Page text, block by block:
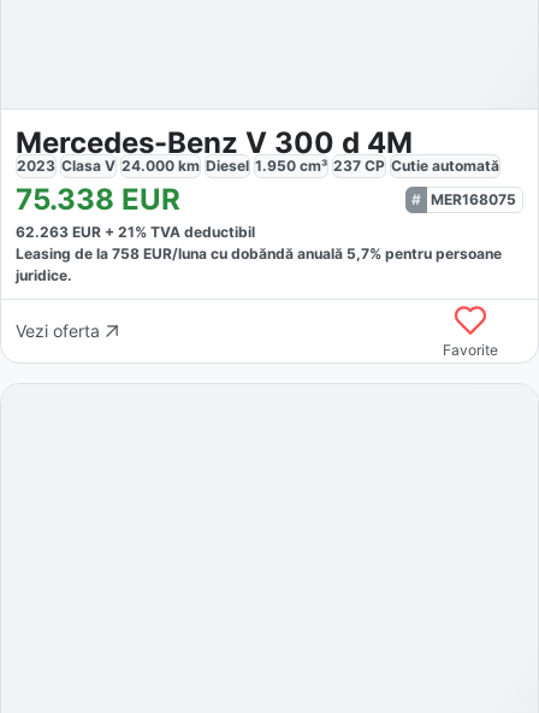
Mercedes-Benz V 300 d 4M
2023 Clasa V 24.000 km Diesel 1.950 cm³ 237 CP Cutie automată
75.338 EUR
MER168075
62.263 EUR + 21% TVA deductibil
Leasing de la 758 EUR/luna cu dobăndă anuală 5,7% pentru persoane
juridice.
Vezi oferta
Favorite